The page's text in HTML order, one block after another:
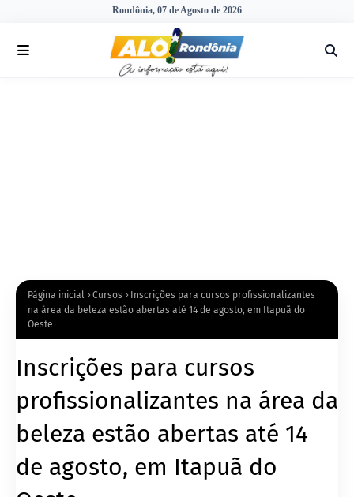
Rondônia, 07 de Agosto de 2026
Página inicial Cursos
Inscrições para cursos profissionalizantes
na área da beleza estão abertas até 14 de agosto, em Itapuã do
Oeste
Inscrições para cursos
profissionalizantes na área da
beleza estão abertas até 14
de agosto, em Itapuã do